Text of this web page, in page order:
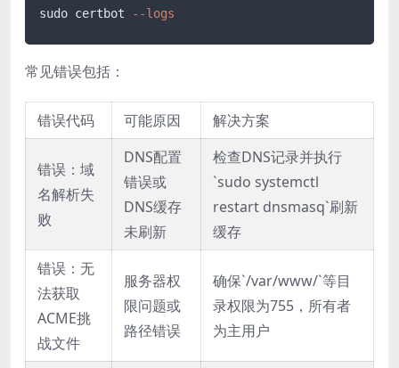
sudo certbot --logs
常见错误包括：
错误代码 可能原因 解决方案
错误：域
名解析失
败
DNS配置
错误或
DNS缓存
未刷新
检查DNS记录并执行
`sudo systemctl
restart dnsmasq`刷新
缓存
错误：无
法获取
ACME挑
战文件
服务器权
限问题或
路径错误
确保`/var/www/`等目
录权限为755，所有者
为主用户